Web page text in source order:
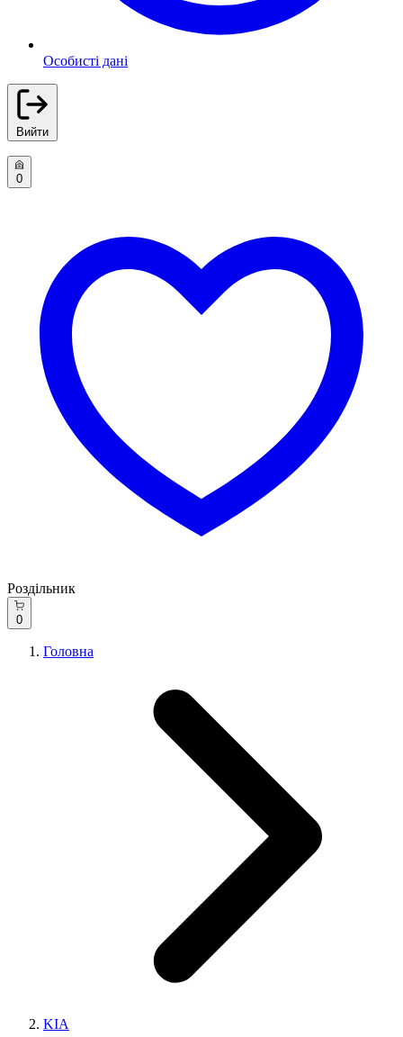
Особисті дані
Вийти
0
Роздільник
0
Головна
KIA